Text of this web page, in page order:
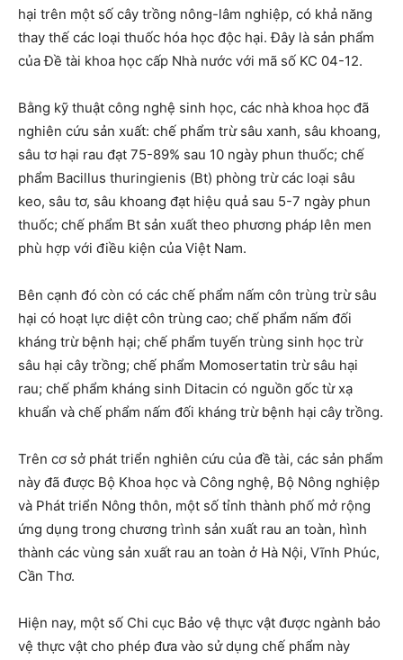
hại trên một số cây trồng nông-lâm nghiệp, có khả năng
thay thế các loại thuốc hóa học độc hại. Đây là sản phẩm
của Đề tài khoa học cấp Nhà nước với mã số KC 04-12.
Bằng kỹ thuật công nghệ sinh học, các nhà khoa học đã
nghiên cứu sản xuất: chế phẩm trừ sâu xanh, sâu khoang,
sâu tơ hại rau đạt 75-89% sau 10 ngày phun thuốc; chế
phẩm Bacillus thuringienis (Bt) phòng trừ các loại sâu
keo, sâu tơ, sâu khoang đạt hiệu quả sau 5-7 ngày phun
thuốc; chế phẩm Bt sản xuất theo phương pháp lên men
phù hợp với điều kiện của Việt Nam.
Bên cạnh đó còn có các chế phẩm nấm côn trùng trừ sâu
hại có hoạt lực diệt côn trùng cao; chế phẩm nấm đối
kháng trừ bệnh hại; chế phẩm tuyến trùng sinh học trừ
sâu hại cây trồng; chế phẩm Momosertatin trừ sâu hại
rau; chế phẩm kháng sinh Ditacin có nguồn gốc từ xạ
khuẩn và chế phẩm nấm đối kháng trừ bệnh hại cây trồng.
Trên cơ sở phát triển nghiên cứu của đề tài, các sản phẩm
này đã được Bộ Khoa học và Công nghệ, Bộ Nông nghiệp
và Phát triển Nông thôn, một số tỉnh thành phố mở rộng
ứng dụng trong chương trình sản xuất rau an toàn, hình
thành các vùng sản xuất rau an toàn ở Hà Nội, Vĩnh Phúc,
Cần Thơ.
Hiện nay, một số Chi cục Bảo vệ thực vật được ngành bảo
vệ thực vật cho phép đưa vào sử dụng chế phẩm này